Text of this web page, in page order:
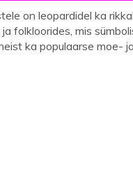
on leopardidel ka
folkloorides, mis
ka populaarse moe-